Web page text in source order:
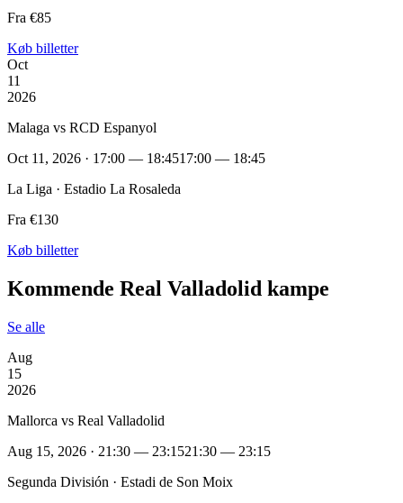
Fra €85
Køb billetter
Oct
11
2026
Malaga vs RCD Espanyol
Oct 11, 2026 · 17:00 — 18:4517:00 — 18:45
La Liga · Estadio La Rosaleda
Fra €130
Køb billetter
Kommende Real Valladolid kampe
Se alle
Aug
15
2026
Mallorca vs Real Valladolid
Aug 15, 2026 · 21:30 — 23:1521:30 — 23:15
Segunda División · Estadi de Son Moix